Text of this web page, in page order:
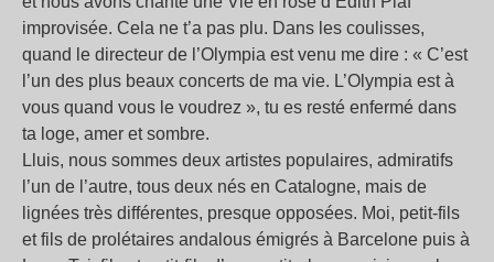
improvisée. Cela ne t’a pas plu. Dans les coulisses,
quand le directeur de l’Olympia est venu me dire : « C’est
l’un des plus beaux concerts de ma vie. L’Olympia est à
vous quand vous le voudrez », tu es resté enfermé dans
ta loge, amer et sombre.
Lluis, nous sommes deux artistes populaires, admiratifs
l’un de l’autre, tous deux nés en Catalogne, mais de
lignées très différentes, presque opposées. Moi, petit-fils
et fils de prolétaires andalous émigrés à Barcelone puis à